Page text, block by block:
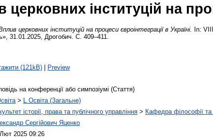
церковних інституцій на
церковних інституцій на процеси євроінтеграції в Україні.
In:
31.01.2025, Дрогобич. С. 409–411.
(121kB)| Preview
на конференції або симпозіумі (Стаття)
> L Освіта (Загальне)
історії, права та публічного управління > Кафедра філософії та
Сергійович Яценко
2025 09:26